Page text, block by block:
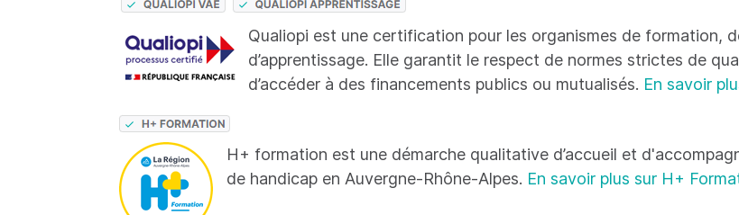
Qualiopi est une certification pour les organismes de formation,
d’apprentissage. Elle garantit le respect de normes strictes de
d’accéder à des financements publics ou mutualisés. En savoir
H+ formation est une démarche qualitative d’accueil et
de handicap en Auvergne-Rhône-Alpes. En savoir plus sur H+